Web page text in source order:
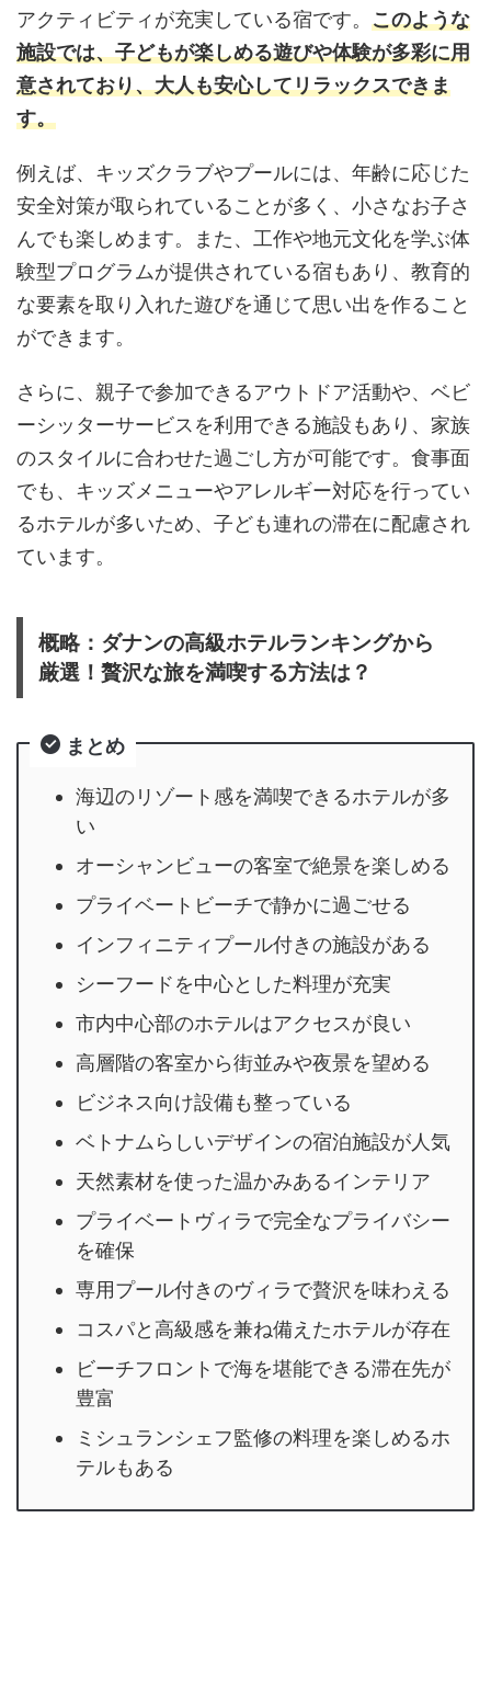
アクティビティが充実している宿です。 このような
施設では、子どもが楽しめる遊びや体験が多彩に用
意されており、大人も安心してリラックスできま
す。
例えば、キッズクラブやプールには、年齢に応じた
安全対策が取られていることが多く、小さなお子さ
んでも楽しめます。また、工作や地元文化を学ぶ体
験型プログラムが提供されている宿もあり、教育的
な要素を取り入れた遊びを通じて思い出を作ること
ができます。
さらに、親子で参加できるアウトドア活動や、ベビ
ーシッターサービスを利用できる施設もあり、家族
のスタイルに合わせた過ごし方が可能です。食事面
でも、キッズメニューやアレルギー対応を行ってい
るホテルが多いため、子ども連れの滞在に配慮され
ています。
概略：ダナンの高級ホテルランキングから
厳選！贅沢な旅を満喫する方法は？
まとめ
海辺のリゾート感を満喫できるホテルが多
い
オーシャンビューの客室で絶景を楽しめる
プライベートビーチで静かに過ごせる
インフィニティプール付きの施設がある
シーフードを中心とした料理が充実
市内中心部のホテルはアクセスが良い
高層階の客室から街並みや夜景を望める
ビジネス向け設備も整っている
ベトナムらしいデザインの宿泊施設が人気
天然素材を使った温かみあるインテリア
プライベートヴィラで完全なプライバシー
を確保
専用プール付きのヴィラで贅沢を味わえる
コスパと高級感を兼ね備えたホテルが存在
ビーチフロントで海を堪能できる滞在先が
豊富
ミシュランシェフ監修の料理を楽しめるホ
テルもある